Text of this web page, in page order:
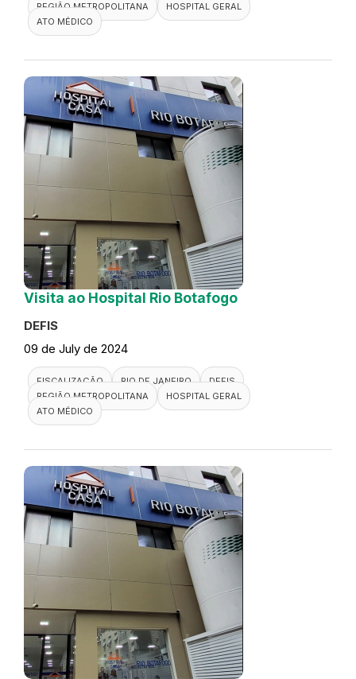
REGIÃO METROPOLITANA
HOSPITAL GERAL
ATO MÉDICO
Visita ao Hospital Rio Botafogo
DEFIS
09 de July de 2024
FISCALIZAÇÃO RIO DE JANEIRO
DEFIS
REGIÃO METROPOLITANA
HOSPITAL GERAL
ATO MÉDICO